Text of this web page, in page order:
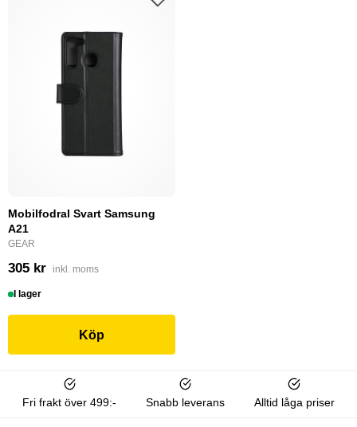
Mobilfodral Svart Samsung
A21
GEAR
305 kr inkl. moms
I lager
Köp
Fri frakt över 499:- Snabb leverans Alltid låga priser